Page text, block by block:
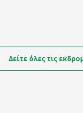
HIGHLANDS ΜΕ ΤΟ
Δείτε όλες τις